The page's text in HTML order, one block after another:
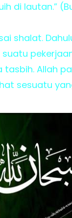
di lautan.”
shalat.
Allah
sesuatu